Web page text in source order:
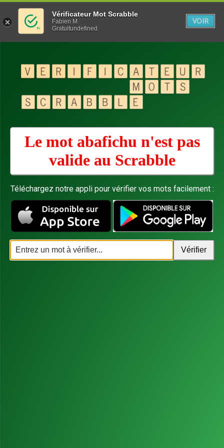
Le mot abafichu n'est pas
valide au Scrabble
Téléchargez notre appli pour vérifier vos mots facilement :
Vérificateur Mot Scrabble
Fabien M
Gratuitundefined
VOIR